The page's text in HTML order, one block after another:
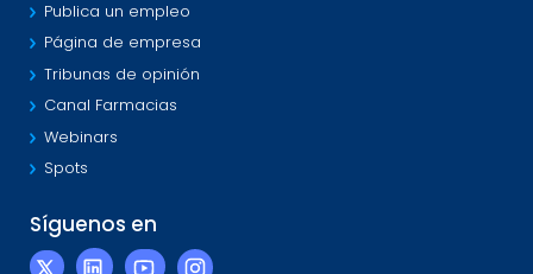
Publica un empleo
Página de empresa
Tribunas de opinión
Canal Farmacias
Webinars
Spots
Síguenos en